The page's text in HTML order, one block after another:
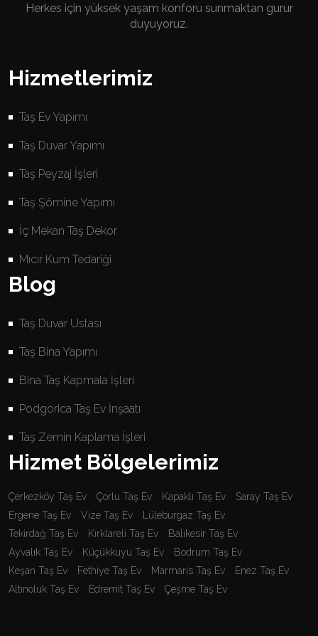
Herkes için yüksek yaşam konforu sunmaktan gurur
duyuyoruz.
Hizmetlerimiz
Taş Ev Yapımı
Taş Duvar Yapımı
Taş Peyzaj İşleri
Taş Şömine Yapımı
İç Mekan Taş Dekor
Mıcır Kum Tedariği
Blog
Taş Duvar Ustası
Taş Bina Yapımı
Bina Taş Kapmala İşleri
Podgorica Taş Ev İnşaatı
Taş Zemin Kaplama İşleri
Hizmet Bölgelerimiz
Çerkezköy Taş Ev Çorlu Taş Ev Kapaklı Taş Ev
Saray Taş Ev
Ergene Taş Ev
Vize Taş Ev
Lüleburgaz Taş Ev
Tekirdağ Taş Ev
Kırklareli Taş Ev
Balıkesir Taş Ev
Ayvalık Taş Ev
Küçükkuyu Taş Ev
Bodrum Taş Ev
Keşan Taş Ev
Fethiye Taş Ev Marmaris Taş Ev
Enez Taş Ev
Altınoluk Taş Ev
Edremit Taş Ev Çeşme Taş Ev